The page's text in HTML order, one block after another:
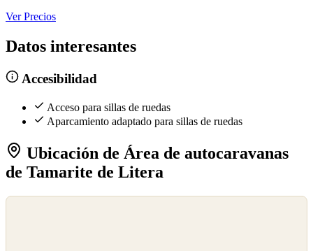
Ver Precios
Datos interesantes
Accesibilidad
Acceso para sillas de ruedas
Aparcamiento adaptado para sillas de ruedas
Ubicación de Área de autocaravanas
de Tamarite de Litera